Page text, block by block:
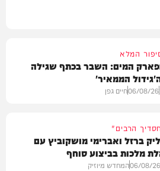
המלא
המים: השבר בכתף שגילה
הממאיר'
06/08/26חיים גפן
הרבים"
ברזל ואברימי מושקוביץ עם
מלכות בביצוע סוחף
06/08/26המחדש מיוזיק